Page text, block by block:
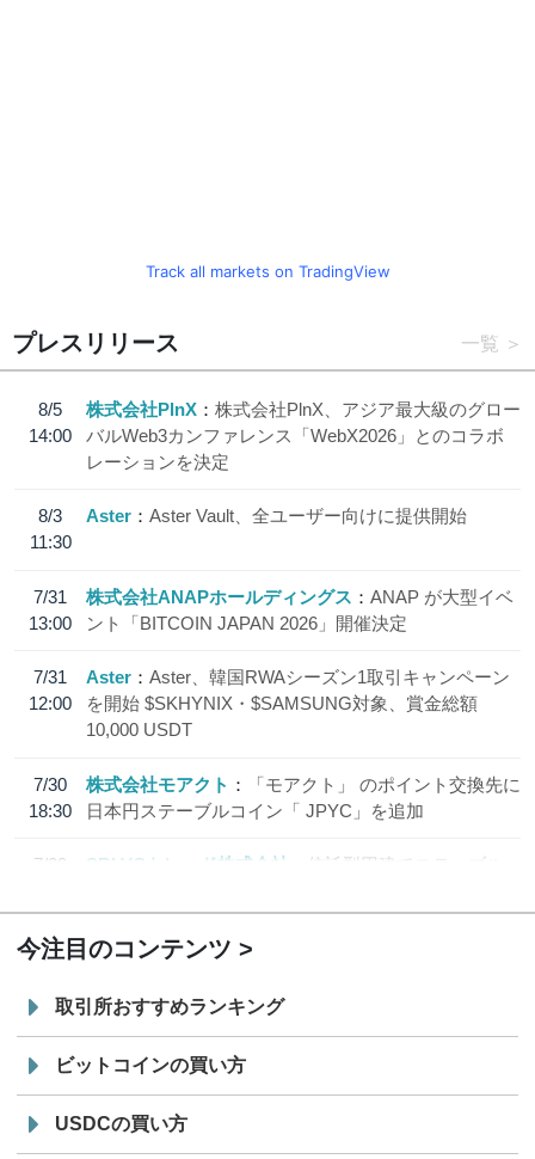
Track all markets on TradingView
プレスリリース 一覧
8/5
14:00
株式会社PlnX
株式会社PlnX、アジア最大級のグロー
バルWeb3カンファレンス「WebX2026」とのコラボ
レーションを決定
8/3
11:30
Aster Aster Vault、全ユーザー向けに提供開始
7/31
13:00
株式会社ANAPホールディングス
ANAP が大型イベ
ント「BITCOIN JAPAN 2026」開催決定
7/31
12:00
Aster
Aster、韓国RWAシーズン1取引キャンペーン
を開始 $SKHYNIX・$SAMSUNG対象、賞金総額
10,000 USDT
7/30
18:30
株式会社モアクト
「モアクト」 のポイント交換先に
日本円ステーブルコイン「 JPYC」を追加
7/29
SBI VCトレード株式会社
信託型円建てステーブル
今注目のコンテンツ
取引所おすすめランキング
ビットコインの買い方
USDCの買い方